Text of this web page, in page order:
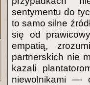
sentymentu do
to samo silne
się od
empatią,
partnerskich nie
kazali
niewolnikami —